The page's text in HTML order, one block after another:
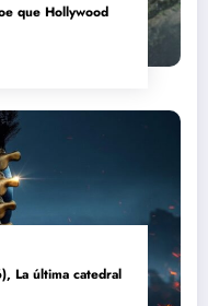
que Hollywood
La última catedral